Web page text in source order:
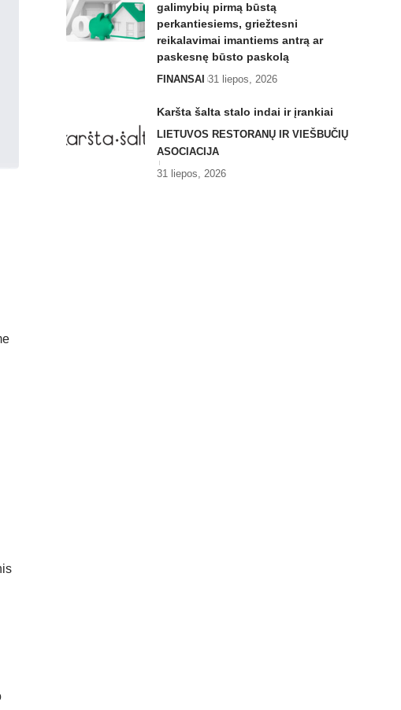
galimybių pirmą būstą
perkantiesiems, griežtesni
reikalavimai imantiems antrą ar
paskesnę būsto paskolą
FINANSAI 31 liepos, 2026
Karšta šalta stalo indai ir įrankiai
LIETUVOS RESTORANŲ IR VIEŠBUČIŲ
ASOCIACIJA
31 liepos, 2026